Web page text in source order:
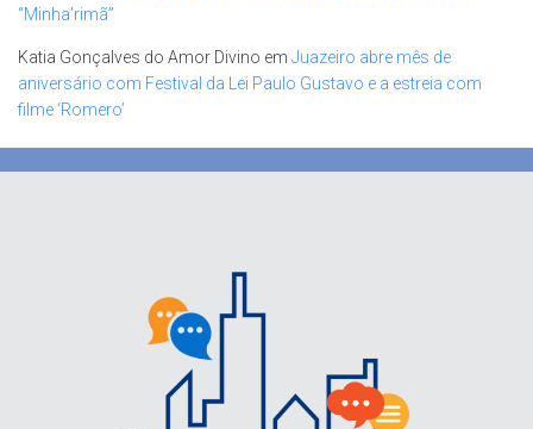
“Minha’rimã”
Katia Gonçalves do Amor Divino em Juazeiro abre mês de
aniversário com Festival da Lei Paulo Gustavo e a estreia com
filme ‘Romero’